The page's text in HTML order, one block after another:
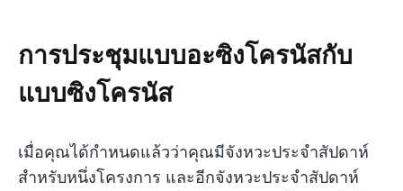
การประชุมแบบอะซิงโครนัสกับ
แบบซิงโครนัส
เมื่อคุณได้กำหนดแล้วว่าคุณมีจังหวะประจำสัปดาห์
สำหรับหนึ่งโครงการ และอีกจังหวะประจำสัปดาห์